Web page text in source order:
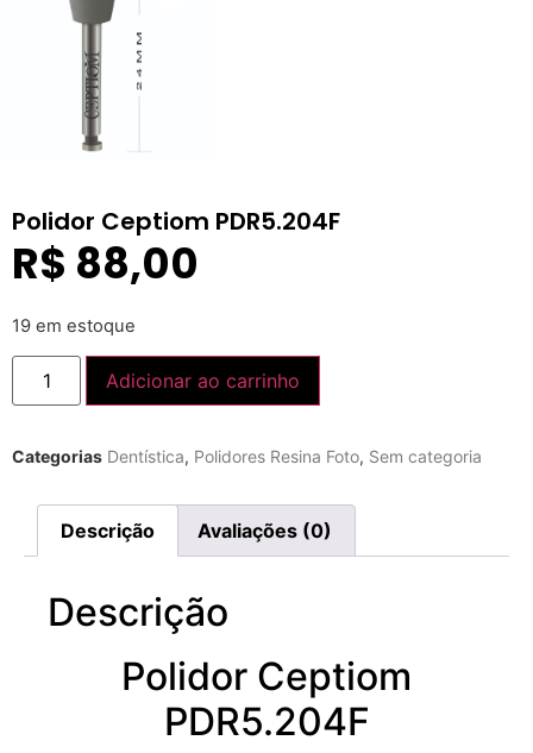
Polidor Ceptiom PDR5.204F
R$ 88,00
19 em estoque
Adicionar ao carrinho
Categorias Dentística, Polidores Resina Foto, Sem categoria
Descrição Avaliações (0)
Descrição
Polidor Ceptiom
PDR5.204F